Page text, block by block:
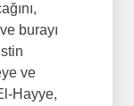
burayı
ve
Hayye,